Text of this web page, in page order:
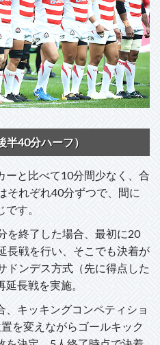
40分ハーフ）
ーと比べて10分間少なく、合
それぞれ40分ずつで、間に
す。
を終了した場合、最初に20
長戦を行い、そこでも決着が
ドンデス方式（先に得点した
長戦を実施。
、キッキングコンペティショ
を変えながらゴールキック